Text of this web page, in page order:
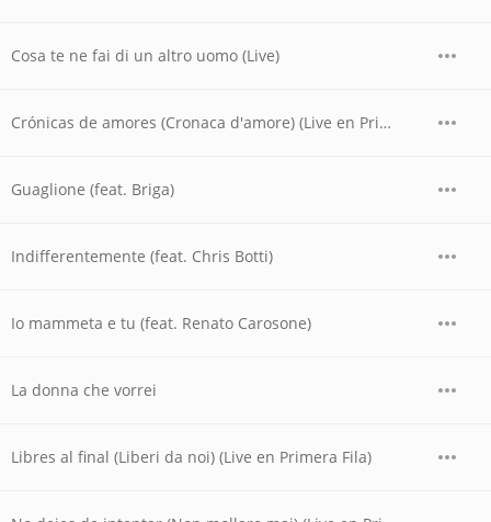
Cosa te ne fai di un altro uomo (Live)
Crónicas de amores (Cronaca d'amore) (Live en Primera Fila)
Guaglione (feat. Briga)
Indifferentemente (feat. Chris Botti)
Io mammeta e tu (feat. Renato Carosone)
La donna che vorrei
Libres al final (Liberi da noi) (Live en Primera Fila)